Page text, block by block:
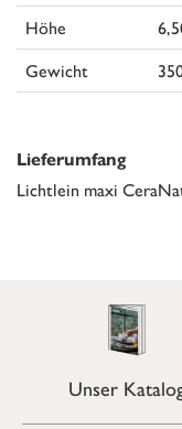
Höhe
Gewicht
Lieferumfang
Lichtlein maxi
Unser